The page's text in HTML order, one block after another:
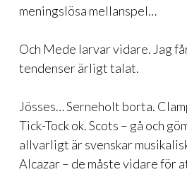
meningslösa mellanspel…
Och Mede larvar vidare. Jag
tendenser ärligt talat.
Jösses… Serneholt borta.
Tick-Tock ok. Scots – gå och
allvarligt är svenskar
Alcazar – de måste vidare för